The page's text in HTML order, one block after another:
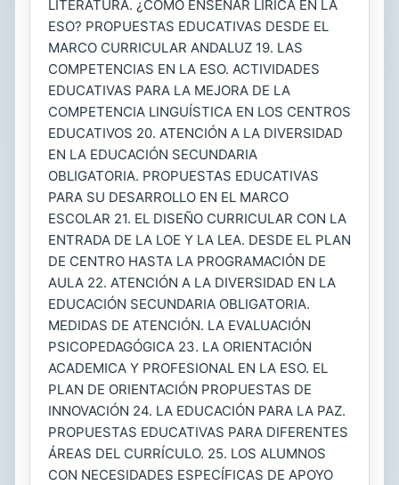
LITERATURA. ¿CÓMO ENSEÑAR LÍRICA EN LA
ESO? PROPUESTAS EDUCATIVAS DESDE EL
MARCO CURRICULAR ANDALUZ 19. LAS
COMPETENCIAS EN LA ESO. ACTIVIDADES
EDUCATIVAS PARA LA MEJORA DE LA
COMPETENCIA LINGUÍSTICA EN LOS CENTROS
EDUCATIVOS 20. ATENCIÓN A LA DIVERSIDAD
EN LA EDUCACIÓN SECUNDARIA
OBLIGATORIA. PROPUESTAS EDUCATIVAS
PARA SU DESARROLLO EN EL MARCO
ESCOLAR 21. EL DISEÑO CURRICULAR CON LA
ENTRADA DE LA LOE Y LA LEA. DESDE EL PLAN
DE CENTRO HASTA LA PROGRAMACIÓN DE
AULA 22. ATENCIÓN A LA DIVERSIDAD EN LA
EDUCACIÓN SECUNDARIA OBLIGATORIA.
MEDIDAS DE ATENCIÓN. LA EVALUACIÓN
PSICOPEDAGÓGICA 23. LA ORIENTACIÓN
ACADEMICA Y PROFESIONAL EN LA ESO. EL
PLAN DE ORIENTACIÓN PROPUESTAS DE
INNOVACIÓN 24. LA EDUCACIÓN PARA LA PAZ.
PROPUESTAS EDUCATIVAS PARA DIFERENTES
ÁREAS DEL CURRÍCULO. 25. LOS ALUMNOS
CON NECESIDADES ESPECÍFICAS DE APOYO